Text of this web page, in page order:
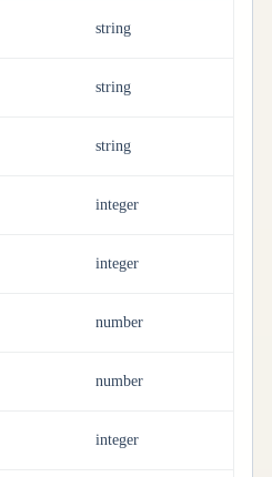
string
string
string
integer
integer
number
number
integer